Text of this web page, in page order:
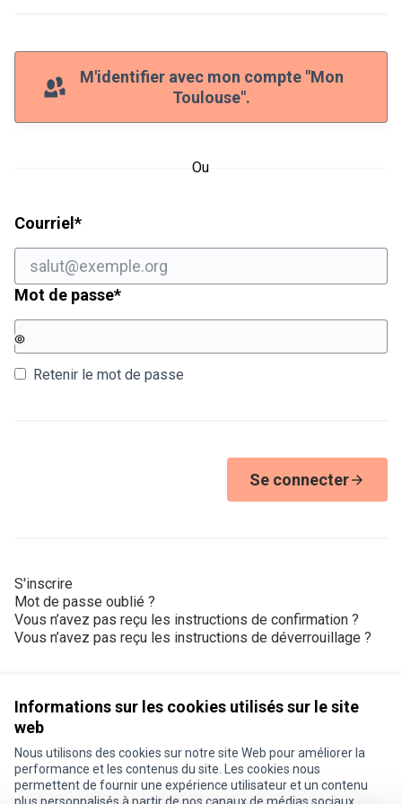
Informations sur les cookies utilisés sur le site
web
Nous utilisons des cookies sur notre site Web pour améliorer la
performance et les contenus du site. Les cookies nous
permettent de fournir une expérience utilisateur et un contenu
M'identifier avec mon compte "Mon
Toulouse".
Ou
Courriel *Champ obligatoire
Mot de passe*Champ obligatoire
Retenir le mot de passe
Se connecter
S'inscrire
Mot de passe oublié ?
Vous n’avez pas reçu les instructions de confirmation ?
Vous n’avez pas reçu les instructions de déverrouillage ?
Conditions d'utilisation
Paramètres des cookies
Je participe ! sur X
Je participe ! sur Facebook
Je participe ! sur Instagram